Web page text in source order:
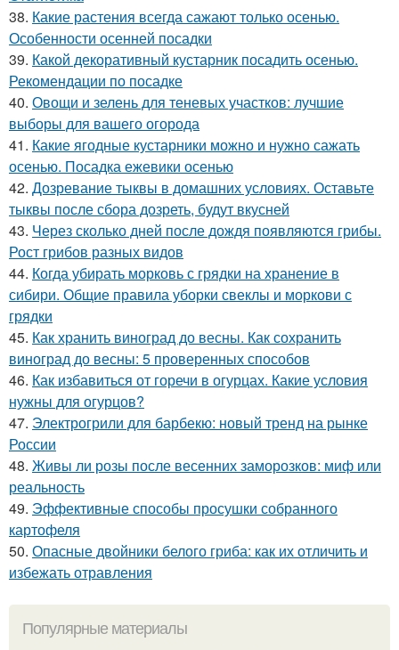
38. Какие растения всегда сажают только осенью.
Особенности осенней посадки
39. Какой декоративный кустарник посадить осенью.
Рекомендации по посадке
40. Овощи и зелень для теневых участков: лучшие
выборы для вашего огорода
41. Какие ягодные кустарники можно и нужно сажать
осенью. Посадка ежевики осенью
42. Дозревание тыквы в домашних условиях. Оставьте
тыквы после сбора дозреть, будут вкусней
43. Через сколько дней после дождя появляются грибы.
Рост грибов разных видов
44. Когда убирать морковь с грядки на хранение в
сибири. Общие правила уборки свеклы и моркови с
грядки
45. Как хранить виноград до весны. Как сохранить
виноград до весны: 5 проверенных способов
46. Как избавиться от горечи в огурцах. Какие условия
нужны для огурцов?
47. Электрогрили для барбекю: новый тренд на рынке
России
48. Живы ли розы после весенних заморозков: миф или
реальность
49. Эффективные способы просушки собранного
картофеля
50. Опасные двойники белого гриба: как их отличить и
избежать отравления
Популярные материалы